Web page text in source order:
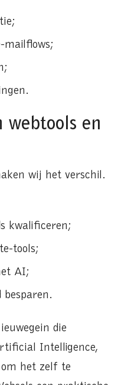
mailflows;
webtools en
wij het verschil.
kwalificeren;
tools;
AI;
die
Intelligence,
het zelf te